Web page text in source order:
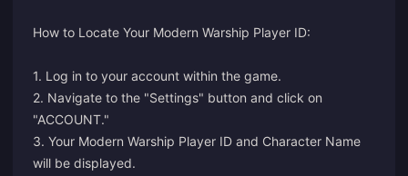
How to Locate Your Modern Warship Player ID:
1. Log in to your account within the game.
2. Navigate to the "Settings" button and click on
"ACCOUNT."
3. Your Modern Warship Player ID and Character Name
will be displayed.